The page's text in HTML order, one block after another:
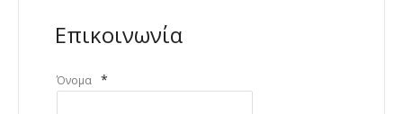
Επικοινωνία
Όνομα *